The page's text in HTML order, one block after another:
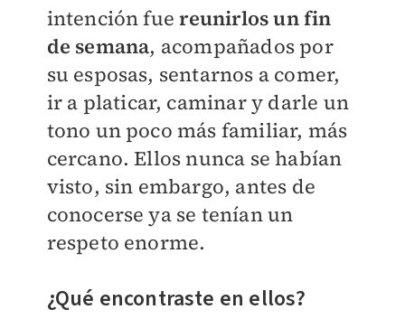
intención fuereunirlos un fin
de semana, acompañados por
su esposas, sentarnos a comer,
ir a platicar, caminar y darle un
tono un poco más familiar, más
cercano. Ellos nunca se habían
visto, sin embargo, antes de
conocerse ya se tenían un
respeto enorme.
¿Qué encontraste en ellos?